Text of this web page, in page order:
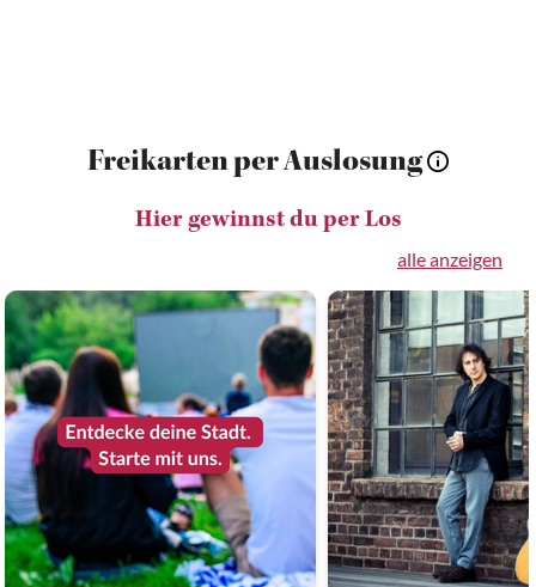
Freikarten per Auslosung
Hier gewinnst du per Los
alle anzeigen